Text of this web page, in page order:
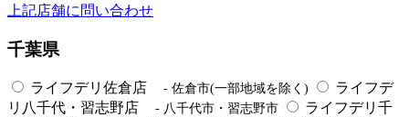
上記店舗に問い合わせ
千葉県
ライフデリ佐倉店 - 佐倉市(一部地域を除く)
ライフデ
リ八千代・習志野店
- 八千代市・習志野市
ライフデリ千